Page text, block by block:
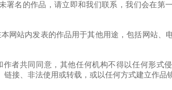
署名的作品，请立即和我们联系，我们会在第
网站内发表的作品用于其他用途，包括网站、
作者共同同意，其他任何机构不得以任何形式
接、非法使用或转载，或以任何方式建立作品